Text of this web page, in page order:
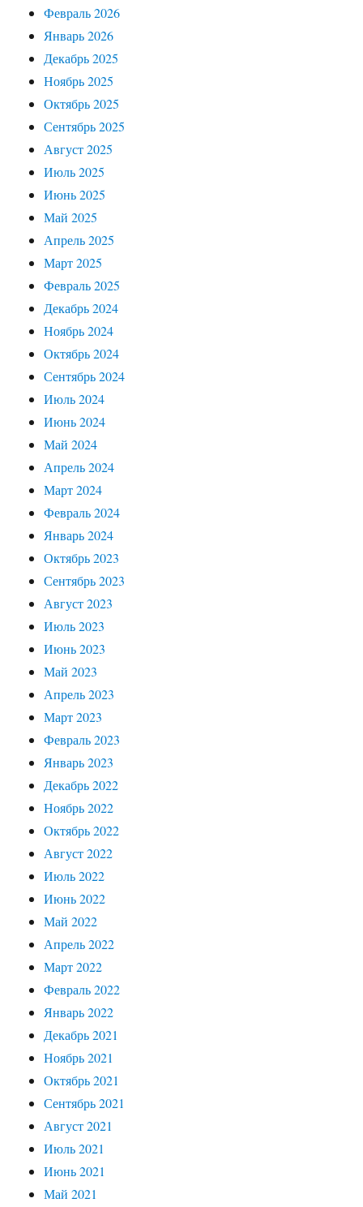
Февраль 2026
Январь 2026
Декабрь 2025
Ноябрь 2025
Октябрь 2025
Сентябрь 2025
Август 2025
Июль 2025
Июнь 2025
Май 2025
Апрель 2025
Март 2025
Февраль 2025
Декабрь 2024
Ноябрь 2024
Октябрь 2024
Сентябрь 2024
Июль 2024
Июнь 2024
Май 2024
Апрель 2024
Март 2024
Февраль 2024
Январь 2024
Октябрь 2023
Сентябрь 2023
Август 2023
Июль 2023
Июнь 2023
Май 2023
Апрель 2023
Март 2023
Февраль 2023
Январь 2023
Декабрь 2022
Ноябрь 2022
Октябрь 2022
Август 2022
Июль 2022
Июнь 2022
Май 2022
Апрель 2022
Март 2022
Февраль 2022
Январь 2022
Декабрь 2021
Ноябрь 2021
Октябрь 2021
Сентябрь 2021
Август 2021
Июль 2021
Июнь 2021
Май 2021